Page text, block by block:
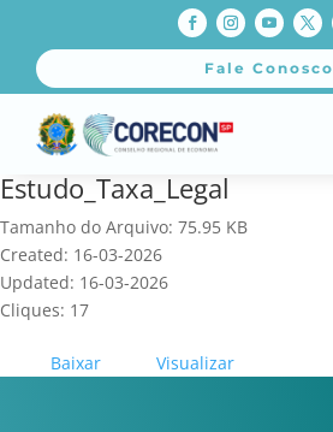
Fale Conosco
Estudo_Taxa_Legal
Tamanho do Arquivo: 75.95 KB
Created: 16-03-2026
Updated: 16-03-2026
Cliques: 17
Baixar Visualizar